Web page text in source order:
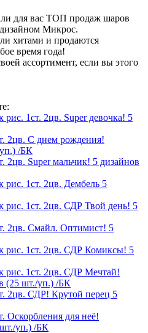
для вас ТОП продаж шаров
Микрос.
хитами и продаются
время года!
ассортимент, если вы этого
1ст. 2цв. Super девочка! 5
2цв. С днем рождения!
/БК
Super мальчик! 5 дизайнов
1ст. 2цв. Дембель 5
1ст. 2цв. СДР Твой день! 5
2цв. Смайл. Оптимист! 5
рис. 1ст. 2цв. СДР Комиксы! 5
рис. 1ст. 2цв. СДР Мечтай!
(25 шт./уп.) /БК
2цв. СДР! Крутой перец 5
Оскорбления для неё!
уп.) /БК